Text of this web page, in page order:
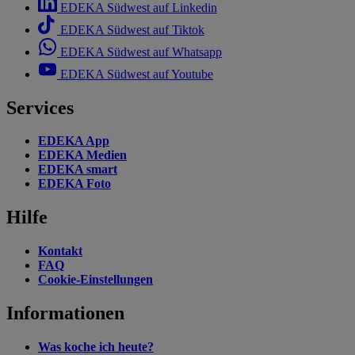
EDEKA Südwest auf Linkedin
EDEKA Südwest auf Tiktok
EDEKA Südwest auf Whatsapp
EDEKA Südwest auf Youtube
Services
EDEKA App
EDEKA Medien
EDEKA smart
EDEKA Foto
Hilfe
Kontakt
FAQ
Cookie-Einstellungen
Informationen
Was koche ich heute?